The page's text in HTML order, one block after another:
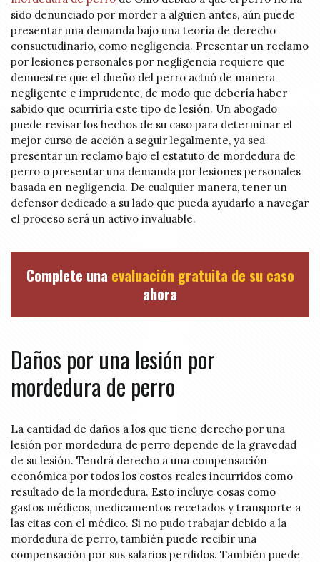
sido denunciado por morder a alguien antes, aún puede
presentar una demanda bajo una teoría de derecho
consuetudinario, como negligencia. Presentar un reclamo
por lesiones personales por negligencia requiere que
demuestre que el dueño del perro actuó de manera
negligente e imprudente, de modo que debería haber
sabido que ocurriría este tipo de lesión. Un abogado
puede revisar los hechos de su caso para determinar el
mejor curso de acción a seguir legalmente, ya sea
presentar un reclamo bajo el estatuto de mordedura de
perro o presentar una demanda por lesiones personales
basada en negligencia. De cualquier manera, tener un
defensor dedicado a su lado que pueda ayudarlo a navegar
el proceso será un activo invaluable.
Complete una evaluación gratuita de su caso
ahora
Daños por una lesión por
mordedura de perro
La cantidad de daños a los que tiene derecho por una
lesión por mordedura de perro depende de la gravedad
de su lesión. Tendrá derecho a una compensación
económica por todos los costos reales incurridos como
resultado de la mordedura. Esto incluye cosas como
gastos médicos, medicamentos recetados y transporte a
las citas con el médico. Si no pudo trabajar debido a la
mordedura de perro, también puede recibir una
compensación por sus salarios perdidos. También puede